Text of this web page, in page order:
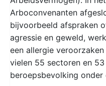
Arboconvenanten
bijvoorbeeld afspraken
agressie en geweld,
een allergie
vielen 55 sectoren en
beroepsbevolking onder